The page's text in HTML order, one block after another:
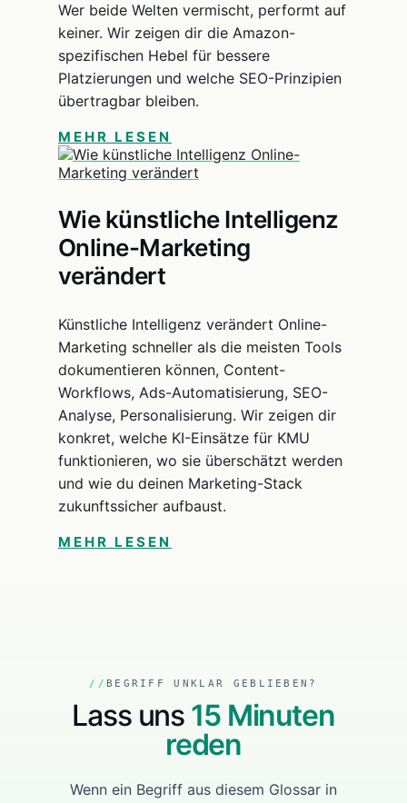
Wer beide Welten vermischt, performt auf
keiner. Wir zeigen dir die Amazon-
spezifischen Hebel für bessere
Platzierungen und welche SEO-Prinzipien
übertragbar bleiben.
MEHR LESEN
Wie künstliche Intelligenz
Online-Marketing
verändert
Künstliche Intelligenz verändert Online-
Marketing schneller als die meisten Tools
dokumentieren können, Content-
Workflows, Ads-Automatisierung, SEO-
Analyse, Personalisierung. Wir zeigen dir
konkret, welche KI-Einsätze für KMU
funktionieren, wo sie überschätzt werden
und wie du deinen Marketing-Stack
zukunftssicher aufbaust.
MEHR LESEN
BEGRIFF UNKLAR GEBLIEBEN?
Lass uns 15 Minuten
reden
Wenn ein Begriff aus diesem Glossar in